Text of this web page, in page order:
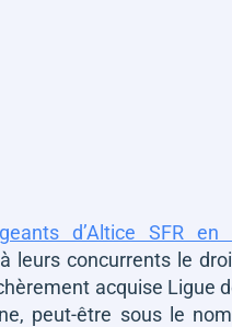
d’Altice SFR en
leurs concurrents le
acquise Ligue
peut-être sous le